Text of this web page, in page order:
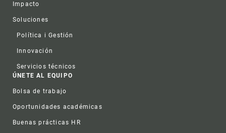
Impacto
Soluciones
Política i Gestión
Innovación
Servicios técnicos
ÚNETE AL EQUIPO
Bolsa de trabajo
Oportunidades académicas
Buenas prácticas HR